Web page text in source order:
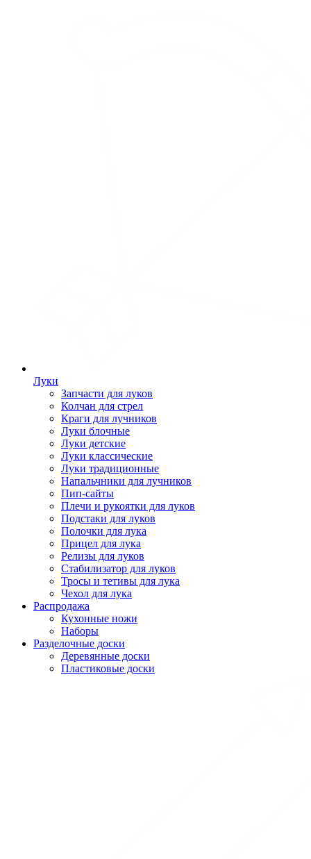
Луки
Запчасти для луков
Колчан для стрел
Краги для лучников
Луки блочные
Луки детские
Луки классические
Луки традиционные
Напальчники для лучников
Пип-сайты
Плечи и рукоятки для луков
Подстаки для луков
Полочки для лука
Прицел для лука
Релизы для луков
Стабилизатор для луков
Тросы и тетивы для лука
Чехол для лука
Распродажа
Кухонные ножи
Наборы
Разделочные доски
Деревянные доски
Пластиковые доски